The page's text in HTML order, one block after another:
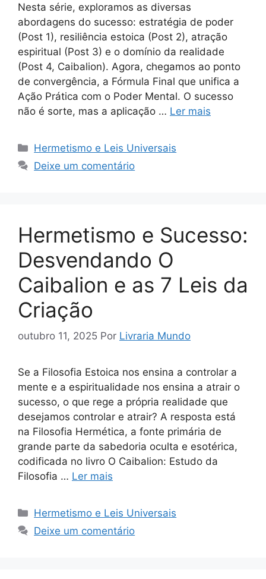
Nesta série, exploramos as diversas
abordagens do sucesso: estratégia de poder
(Post 1), resiliência estoica (Post 2), atração
espiritual (Post 3) e o domínio da realidade
(Post 4, Caibalion). Agora, chegamos ao ponto
de convergência, a Fórmula Final que unifica a
Ação Prática com o Poder Mental. O sucesso
não é sorte, mas a aplicação … Ler mais
Categorias
Hermetismo e Leis Universais
Deixe um comentário
Hermetismo e Sucesso:
Desvendando O
Caibalion e as 7 Leis da
Criação
outubro 11, 2025 Por Livraria Mundo
Se a Filosofia Estoica nos ensina a controlar a
mente e a espiritualidade nos ensina a atrair o
sucesso, o que rege a própria realidade que
desejamos controlar e atrair? A resposta está
na Filosofia Hermética, a fonte primária de
grande parte da sabedoria oculta e esotérica,
codificada no livro O Caibalion: Estudo da
Filosofia … Ler mais
Categorias
Hermetismo e Leis Universais
Deixe um comentário